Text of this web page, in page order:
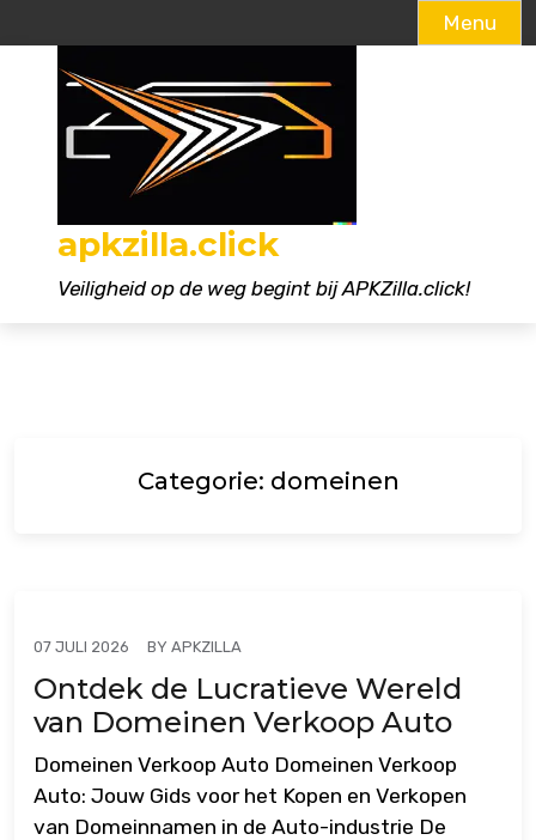
Menu
apkzilla.click
Veiligheid op de weg begint bij APKZilla.click!
Categorie: domeinen
07 JULI 2026 BY APKZILLA
Ontdek de Lucratieve Wereld
van Domeinen Verkoop Auto
Domeinen Verkoop Auto Domeinen Verkoop
Auto: Jouw Gids voor het Kopen en Verkopen
van Domeinnamen in de Auto-industrie De